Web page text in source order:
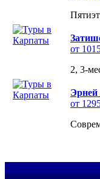
от
2, 3-
Эрней
от